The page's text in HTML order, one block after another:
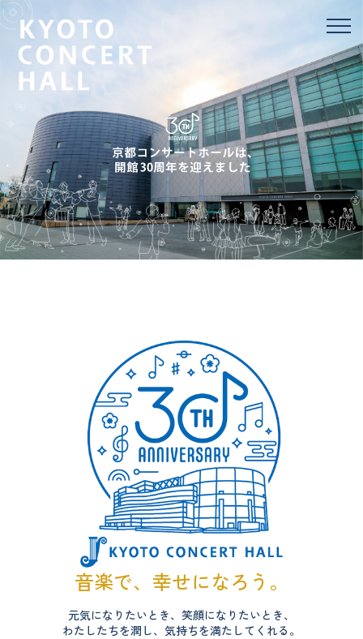
音楽で、幸せになろう。
元気になりたいとき、笑顔になりたいとき、
わたしたちを潤し、気持ちを満たしてくれる。